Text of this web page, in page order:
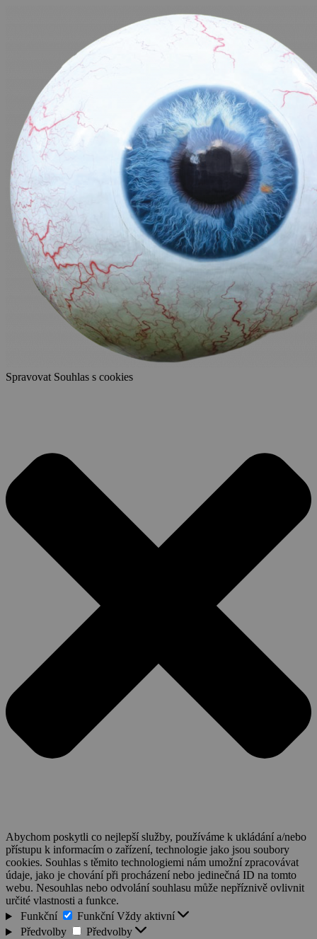
Spravovat Souhlas s cookies
Abychom poskytli co nejlepší služby, používáme k ukládání a/nebo
přístupu k informacím o zařízení, technologie jako jsou soubory
cookies. Souhlas s těmito technologiemi nám umožní zpracovávat
údaje, jako je chování při procházení nebo jedinečná ID na tomto
webu. Nesouhlas nebo odvolání souhlasu může nepříznivě ovlivnit
určité vlastnosti a funkce.
Funkční
FunkčníVždy aktivní
Předvolby
Předvolby